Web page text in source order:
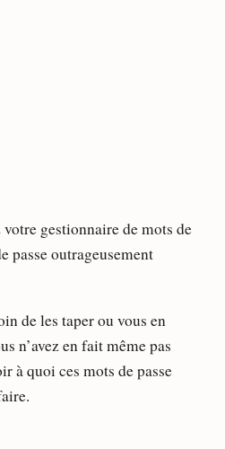
gestionnaire de mots de
passe outrageusement
de les taper ou vous en
n’avez en fait même pas
à quoi ces mots de passe